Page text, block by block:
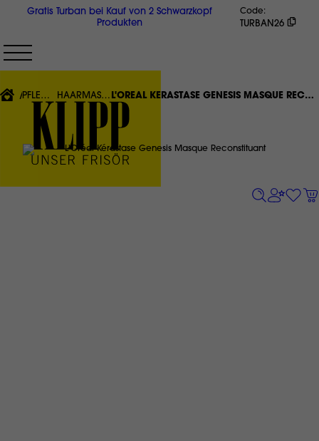
Gratis Turban bei Kauf von 2 Schwarzkopf
Produkten
Code
TURBAN26
PFLEGE HAARMASKE {'CURRENT'|T}:
L'ORÉAL KÉRASTASE GENESIS MASQUE RECONSTITUANT